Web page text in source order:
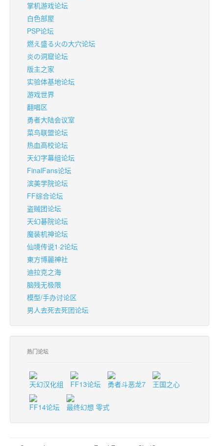
掌机游戏论坛
白色部屋
PSP论坛
燃え盛る火の大穴论坛
炎の洞窟论坛
版主之家
实验体基地论坛
游戏世界
翻唱区
勇者大陆会议室
菜鸟联盟论坛
热血高校论坛
天幻字幕组论坛
FinalFans论坛
滨美学院论坛
FF综合论坛
盗贼团论坛
天幻碁院论坛
魔装机神论坛
仙境传说1·2论坛
東方博麗神社
迪拉克之海
脑残无极限
模型/手办讨论区
男人去死去死团论坛
热门论坛
天幻汉化组 FF13论坛 勇者斗恶龙7 王国之心
FF14论坛 最终幻想 零式